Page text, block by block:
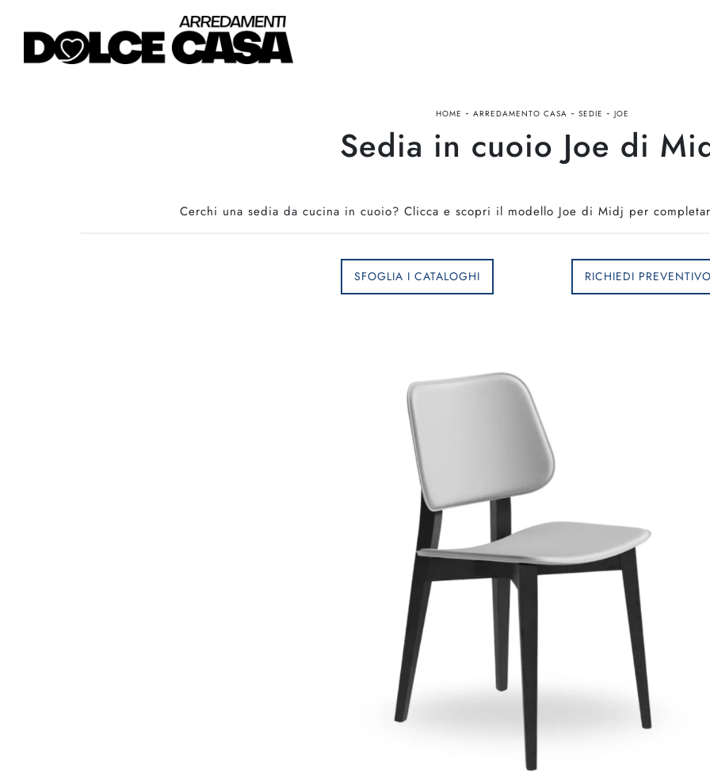
HOME - ARREDAMENTO CASA - SEDIE - JOE
Sedia in cuoio Joe di
Cerchi una sedia da cucina in cuoio? Clicca e scopri il modello Joe di Midj per
SFOGLIA I CATALOGHI RICHIEDI